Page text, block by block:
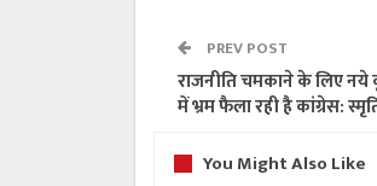
PREV POST
राजनीति चमकाने के लिए नये
में भ्रम फैला रही है कांग्रेस:
You Might Also Like